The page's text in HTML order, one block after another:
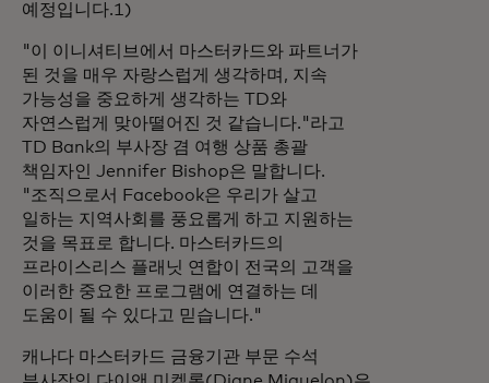
예정입니다.1)
"이 이니셔티브에서 마스터카드와 파트너가
된 것을 매우 자랑스럽게 생각하며, 지속
가능성을 중요하게 생각하는 TD와
자연스럽게 맞아떨어진 것 같습니다."라고
TD Bank의 부사장 겸 여행 상품 총괄
책임자인 Jennifer Bishop은 말합니다.
"조직으로서 Facebook은 우리가 살고
일하는 지역사회를 풍요롭게 하고 지원하는
것을 목표로 합니다. 마스터카드의
프라이스리스 플래닛 연합이 전국의 고객을
이러한 중요한 프로그램에 연결하는 데
도움이 될 수 있다고 믿습니다."
캐나다 마스터카드 금융기관 부문 수석